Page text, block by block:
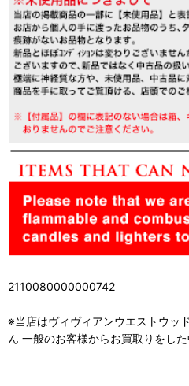
2110080000000742
※当店はヴィヴィアンウエストウッ
ん 一般のお客様からお買取りをした